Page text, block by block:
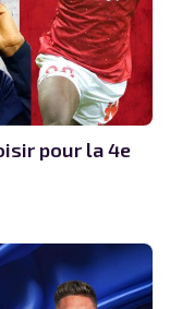
pour la 4e